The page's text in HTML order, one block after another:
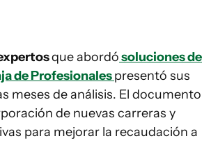
que abordósoluciones de
de Profesionalespresentó sus
meses de análisis. El documento
de nuevas carreras y
para mejorar la recaudación a